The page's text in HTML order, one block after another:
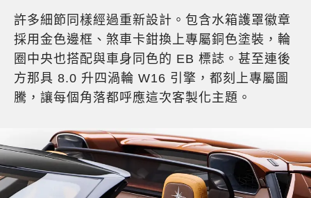
許多細節同樣經過重新設計。包含水箱護罩徽章
採用金色邊框、煞車卡鉗換上專屬銅色塗裝，輪
圈中央也搭配與車身同色的 EB 標誌。甚至連後
方那具 8.0 升四渦輪 W16 引擎，都刻上專屬圖
騰，讓每個角落都呼應這次客製化主題。